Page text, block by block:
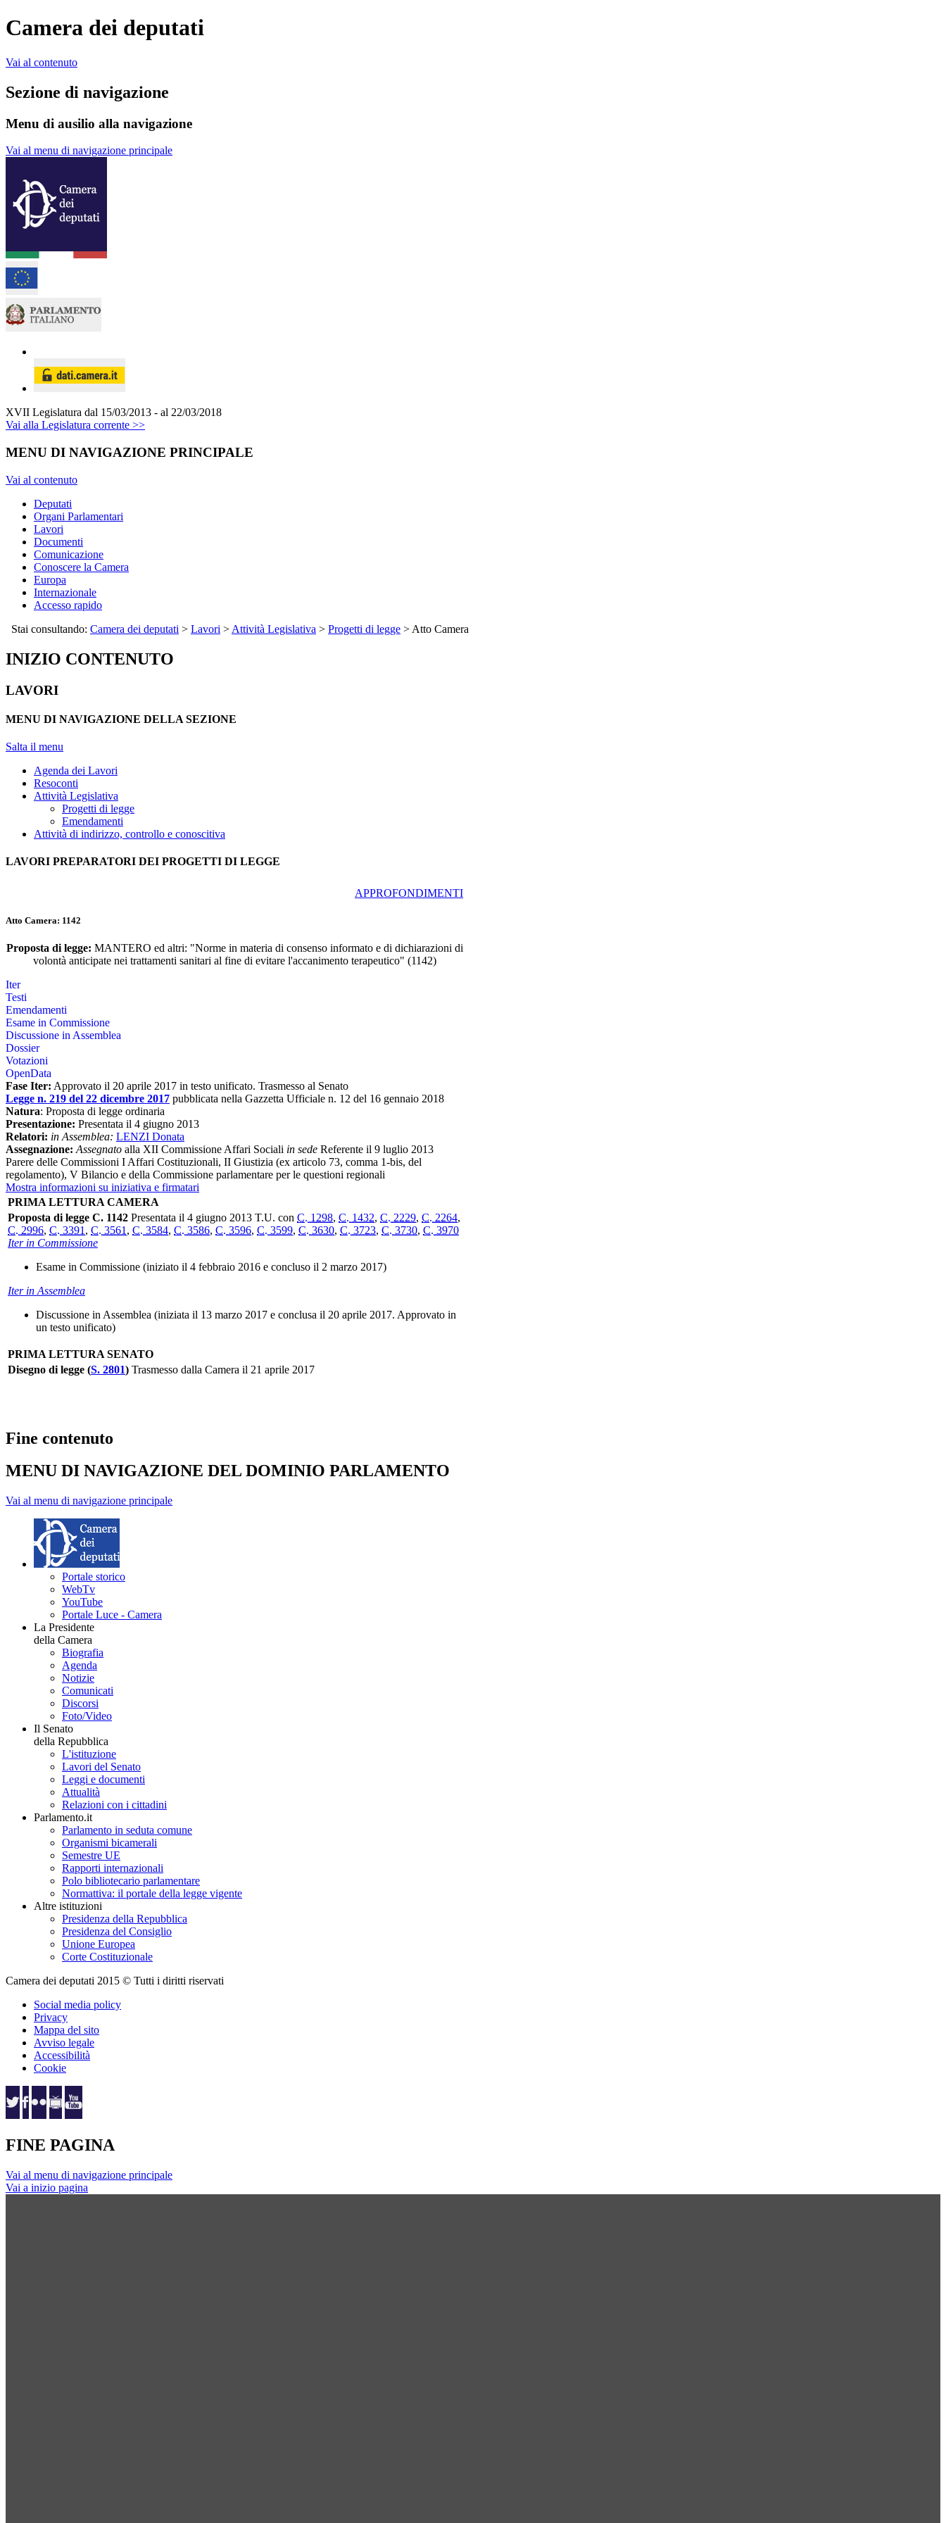
Camera dei deputati
Vai al contenuto
Sezione di navigazione
Menu di ausilio alla navigazione
Vai al menu di navigazione principale
XVII Legislatura dal 15/03/2013 - al 22/03/2018
Vai alla Legislatura corrente >>
MENU DI NAVIGAZIONE PRINCIPALE
Vai al contenuto
Deputati
Organi Parlamentari
Lavori
Documenti
Comunicazione
Conoscere la Camera
Europa
Internazionale
Accesso rapido
Stai consultando: Camera dei deputati > Lavori > Attività Legislativa > Progetti di legge > Atto Camera
INIZIO CONTENUTO
LAVORI
MENU DI NAVIGAZIONE DELLA SEZIONE
Salta il menu
Agenda dei Lavori
Resoconti
Attività Legislativa
Progetti di legge
Emendamenti
Attività di indirizzo, controllo e conoscitiva
LAVORI PREPARATORI DEI PROGETTI DI LEGGE
APPROFONDIMENTI
Atto Camera: 1142
Proposta di legge: MANTERO ed altri: "Norme in materia di consenso informato e di dichiarazioni di
volontà anticipate nei trattamenti sanitari al fine di evitare l'accanimento terapeutico" (1142)
Iter
Testi
Emendamenti
Esame in Commissione
Discussione in Assemblea
Dossier
Votazioni
OpenData
Fase Iter: Approvato il 20 aprile 2017 in testo unificato. Trasmesso al Senato
Legge n. 219 del 22 dicembre 2017 pubblicata nella Gazzetta Ufficiale n. 12 del 16 gennaio 2018
Natura: Proposta di legge ordinaria
Presentazione: Presentata il 4 giugno 2013
Relatori: in Assemblea: LENZI Donata
Assegnazione: Assegnato alla XII Commissione Affari Sociali in sede Referente il 9 luglio 2013
Parere delle Commissioni I Affari Costituzionali, II Giustizia (ex articolo 73, comma 1-bis, del
regolamento), V Bilancio e della Commissione parlamentare per le questioni regionali
Mostra informazioni su iniziativa e firmatari
PRIMA LETTURA CAMERA
Proposta di legge C. 1142 Presentata il 4 giugno 2013 T.U. con C. 1298, C. 1432, C. 2229, C. 2264,
C. 2996, C. 3391 , C. 3561 , C. 3584, C. 3586, C. 3596, C. 3599, C. 3630, C. 3723, C. 3730, C. 3970
Iter in Commissione
Esame in Commissione (iniziato il 4 febbraio 2016 e concluso il 2 marzo 2017)
Iter in Assemblea
Discussione in Assemblea (iniziata il 13 marzo 2017 e conclusa il 20 aprile 2017. Approvato in
un testo unificato)
PRIMA LETTURA SENATO
Disegno di legge (S. 2801) Trasmesso dalla Camera il 21 aprile 2017
Fine contenuto
MENU DI NAVIGAZIONE DEL DOMINIO PARLAMENTO
Vai al menu di navigazione principale
Portale storico
WebTv
YouTube
Portale Luce - Camera
La Presidente
della Camera
Biografia
Agenda
Notizie
Comunicati
Discorsi
Foto/Video
Il Senato
della Repubblica
L'istituzione
Lavori del Senato
Leggi e documenti
Attualità
Relazioni con i cittadini
Parlamento.it
Parlamento in seduta comune
Organismi bicamerali
Semestre UE
Rapporti internazionali
Polo bibliotecario parlamentare
Normattiva: il portale della legge vigente
Altre istituzioni
Presidenza della Repubblica
Presidenza del Consiglio
Unione Europea
Corte Costituzionale
Camera dei deputati 2015 © Tutti i diritti riservati
Social media policy
Privacy
Mappa del sito
Avviso legale
Accessibilità
Cookie
FINE PAGINA
Vai al menu di navigazione principale
Vai a inizio pagina